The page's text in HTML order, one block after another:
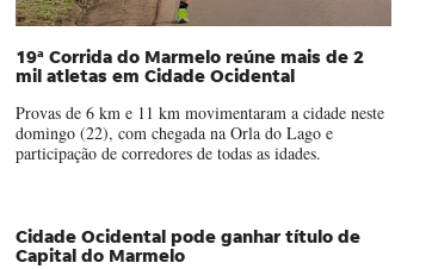
19ª Corrida do Marmelo reúne mais de 2
mil atletas em Cidade Ocidental
Provas de 6 km e 11 km movimentaram a cidade neste
domingo (22), com chegada na Orla do Lago e
participação de corredores de todas as idades.
Cidade Ocidental pode ganhar título de
Capital do Marmelo